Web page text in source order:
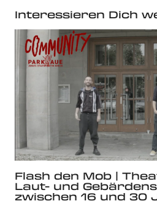
Interessieren Dich
Flash den Mob |
Laut- und
zwischen 16 und 30